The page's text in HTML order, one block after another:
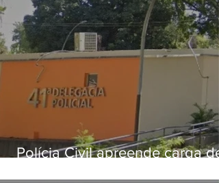
Polícia Civil apreende carga de